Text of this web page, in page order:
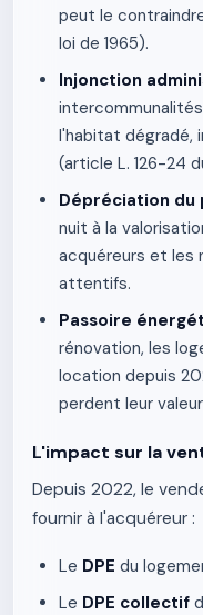
peut le
loi de 1965).
Injonction
l'habitat dégradé,
(article L. 126-24
Dépréciation du
nuit à la
acquéreurs et les
attentifs.
Passoire
rénovation, les
location depuis
perdent leur
L'impact sur la
Depuis 2022, le
fournir à l'acquéreur :
Le DPE du
Le DPE collectif